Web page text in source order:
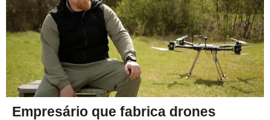
Empresário que fabrica drones